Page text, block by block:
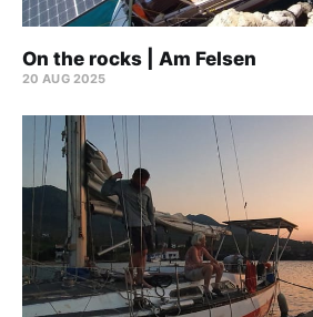
On the rocks | Am Felsen
20 AUG 2025